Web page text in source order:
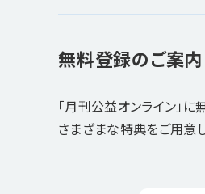
無料登録のご案内
「月刊公益オンライン」
さまざまな特典をご用意し